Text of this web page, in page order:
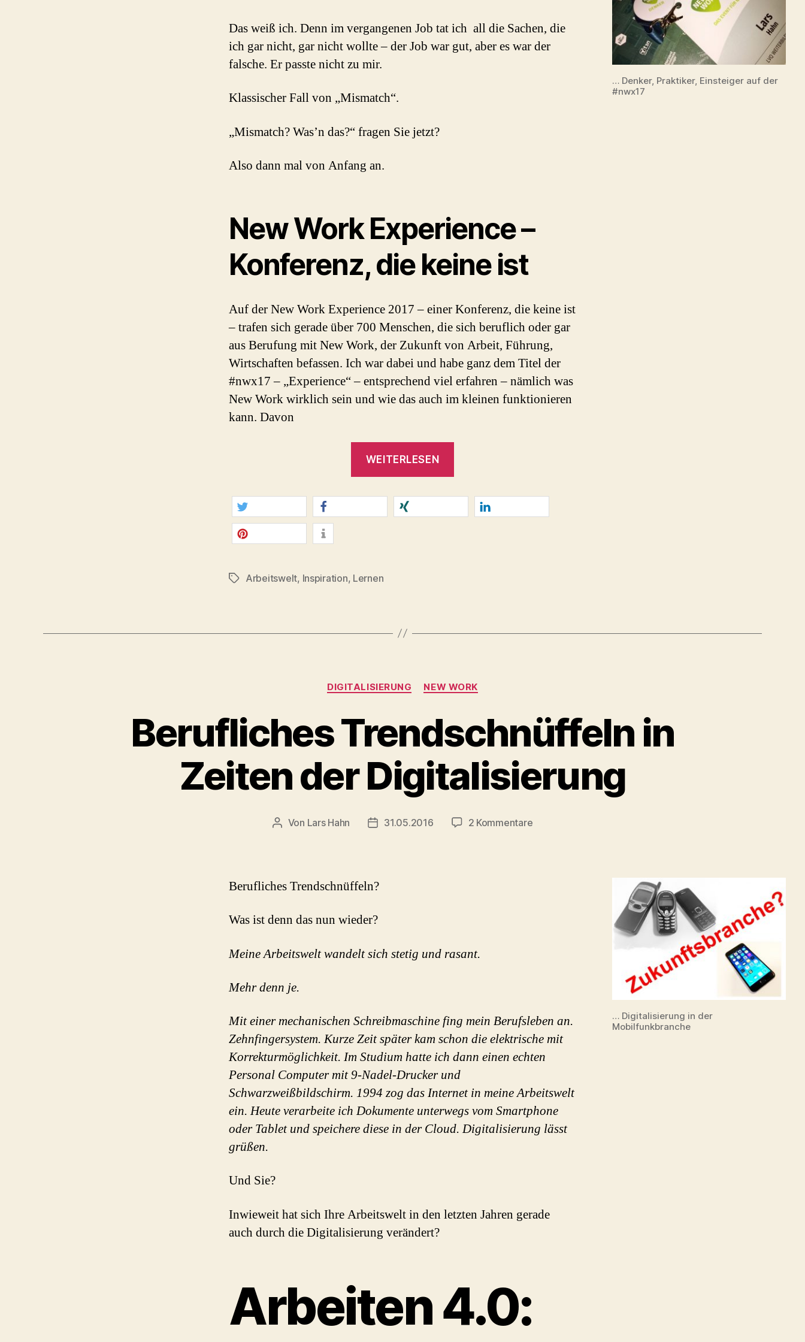
NewWorker
#nwx17
… Denker, Praktiker, Einsteiger auf der
#nwx17
Das weiß ich. Denn im vergangenen Job tat ich all die Sachen, die
ich gar nicht, gar nicht wollte – der Job war gut, aber es war der
falsche. Er passte nicht zu mir.
Klassischer Fall von „Mismatch“.
„Mismatch? Was’n das?“ fragen Sie jetzt?
Also dann mal von Anfang an.
New Work Experience –
Konferenz, die keine ist
Auf der New Work Experience 2017 – einer Konferenz, die keine ist
– trafen sich gerade über 700 Menschen, die sich beruflich oder gar
aus Berufung mit New Work, der Zukunft von Arbeit, Führung,
Wirtschaften befassen. Ich war dabei und habe ganz dem Titel der
#nwx17 – „Experience“ – entsprechend viel erfahren – nämlich was
New Work wirklich sein und wie das auch im kleinen funktionieren
kann. Davon
WEITERLESEN
Mismatch?
#nwx17“
twittern teilen
Schlagwörter
Arbeitswelt, Inspiration, Lernen
Kategorien
DIGITALISIERUNG NEW WORK
Berufliches Trendschnüffeln in
Zeiten der Digitalisierung
Beitragsautor
Von Lars Hahn Beitragsdatum
31.05.2016 2 Kommentarezu
… Digitalisierung in der
Mobilfunkbranche
Berufliches Trendschnüffeln?
Was ist denn das nun wieder?
Meine Arbeitswelt wandelt sich stetig und rasant.
Mehr denn je.
Mit einer mechanischen Schreibmaschine fing mein Berufsleben an.
Zehnfingersystem. Kurze Zeit später kam schon die elektrische mit
Korrekturmöglichkeit. Im Studium hatte ich dann einen echten
Personal Computer mit 9-Nadel-Drucker und
Schwarzweißbildschirm. 1994 zog das Internet in meine Arbeitswelt
ein. Heute verarbeite ich Dokumente unterwegs vom Smartphone
oder Tablet und speichere diese in der Cloud. Digitalisierung lässt
grüßen.
Und Sie?
Inwieweit hat sich Ihre Arbeitswelt in den letzten Jahren gerade
auch durch die Digitalisierung verändert?
Arbeiten 4.0: